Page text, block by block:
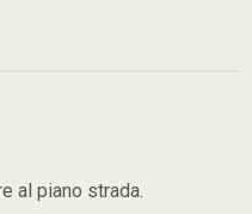
al piano strada.